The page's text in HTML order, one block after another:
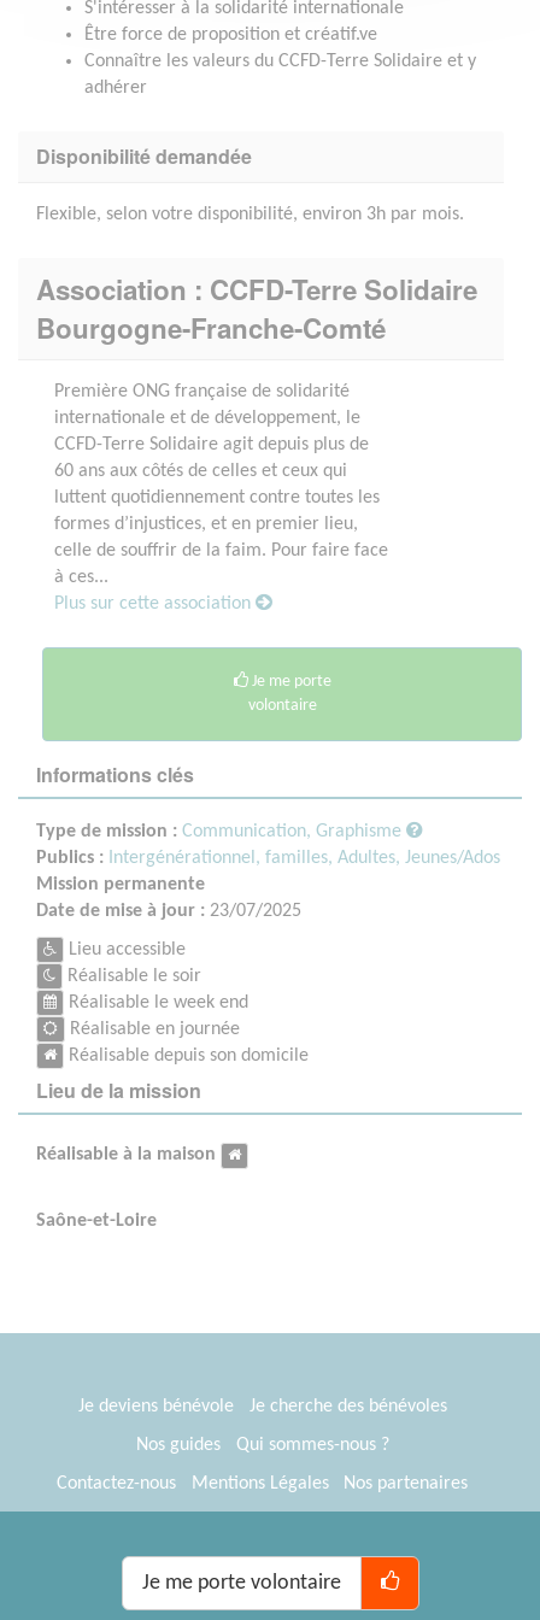
S'intéresser à la solidarité internationale
Être force de proposition et créatif.ve
Connaître les valeurs du CCFD-Terre Solidaire et y
adhérer
Disponibilité demandée
Flexible, selon votre disponibilité, environ 3h par mois.
Association : CCFD-Terre Solidaire
Bourgogne-Franche-Comté
Première ONG française de solidarité
internationale et de développement, le
CCFD-Terre Solidaire agit depuis plus de
60 ans aux côtés de celles et ceux qui
luttent quotidiennement contre toutes les
formes d’injustices, et en premier lieu,
celle de souffrir de la faim. Pour faire face
à ces...
Plus sur cette association
Je me porte
volontaire
Informations clés
Type de mission : Communication, Graphisme
Publics : Intergénérationnel, familles, Adultes, Jeunes/Ados
Mission permanente
Date de mise à jour : 23/07/2025
Lieu accessible
Réalisable le soir
Réalisable le week end
Réalisable en journée
Réalisable depuis son domicile
Lieu de la mission
Réalisable à la maison
Saône-et-Loire
Je me porte volontaire
Je deviens bénévole
Je cherche des bénévoles
Nos guides
Qui sommes-nous ?
Contactez-nous
Mentions Légales
Nos partenaires
® Tous Bénévoles 2012-2026
Webkast